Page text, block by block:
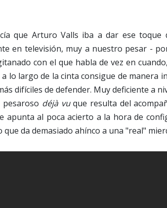
que Arturo Valls iba a dar ese toque
en televisión, muy a nuestro pesar -
con el que habla de vez en
lo largo de la cinta consigue de manera
difíciles de defender. Muy deficiente a
pesaroso déjà vuque resulta del
apunta al poca acierto a la hora de
que da demasiado ahínco a una "real"